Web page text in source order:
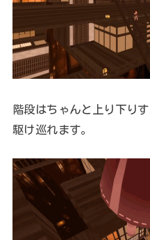
階段はちゃんと上り下り
駆け巡れます。